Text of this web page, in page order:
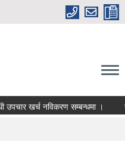
खर्च नविकरण सम्बन्धमा ।